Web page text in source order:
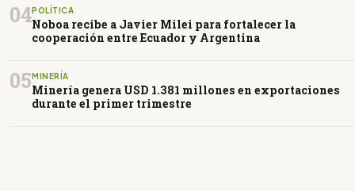
04POLÍTICA
Noboa recibe a Javier Milei para fortalecer la
cooperación entre Ecuador y Argentina
05 MINERÍA
Minería genera USD 1.381 millones en exportaciones
durante el primer trimestre